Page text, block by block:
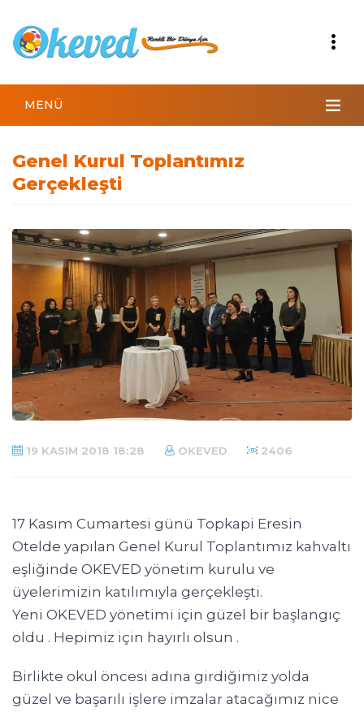
MENÜ
Genel Kurul Toplantımız
Gerçekleşti
19 KASIM 2018 18:28 OKEVED 2406
17 Kasım Cumartesi günü Topkapi Eresin
Otelde yapılan Genel Kurul Toplantımız kahvaltı
eşliğinde OKEVED yönetim kurulu ve
üyelerimizin katılımıyla gerçekleşti.
Yeni OKEVED yönetimi için güzel bir başlangıç
oldu . Hepimiz için hayırlı olsun .
Birlikte okul öncesi adına girdiğimiz yolda
güzel ve başarılı işlere imzalar atacağımız nice